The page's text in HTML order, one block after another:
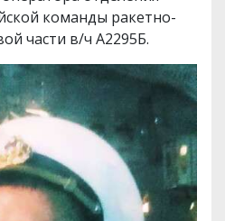
команды ракетно-
части в/ч А2295Б.